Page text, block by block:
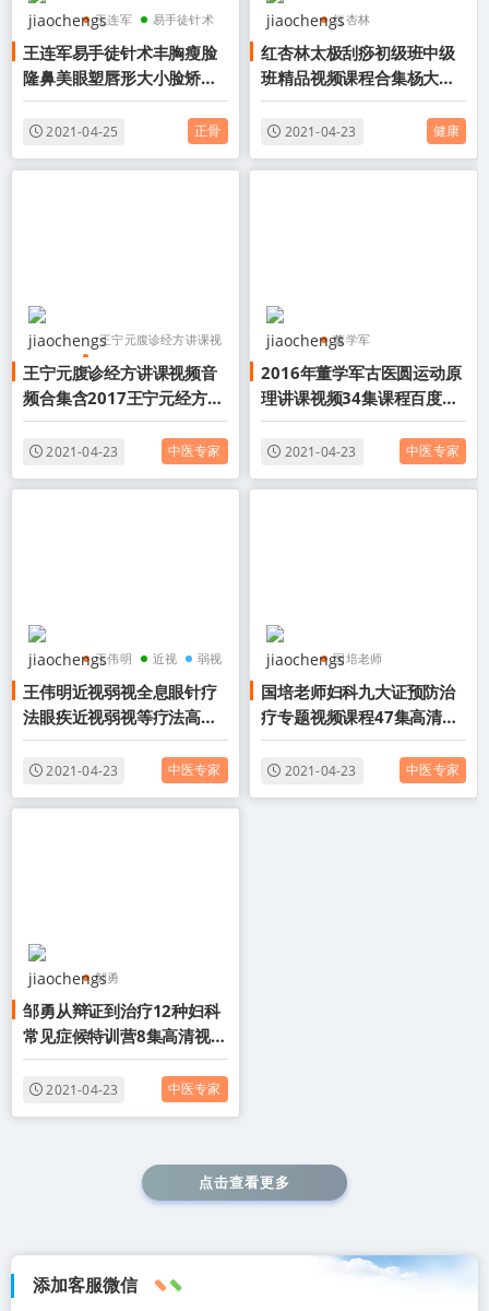
王连军 易手徒针术
丰胸
王连军易手徒针术丰胸瘦脸
隆鼻美眼塑唇形大小脸矫正
百度云网盘下载学习中医视
频 2021-04-25 正骨
红杏林
太极刮痧初级班
太极刮痧中级班
红杏林太极刮痧初级班中级
班精品视频课程合集杨大庆
百度云网盘下载学习中医视
频 2021-04-23 健康
王宁元腹诊经方讲课视
频音频合集
2017王宁元经方培训
录像
学习中医视频
王宁元腹诊经方讲课视频音
频合集含2017王宁元经方培
训录像百度云网盘下载学习
中医视频
2021-04-23 中医专家
董学军
古医圆运动原理讲课视
频
学习中医视频
2016年董学军古医圆运动原
理讲课视频34集课程百度云
网盘下载学习中医视频
2021-04-23 中医专家
王伟明 近视 弱视
王伟明近视弱视全息眼针疗
法眼疾近视弱视等疗法高级
培训班视频课程百度云网盘
下载学习中医视频
2021-04-23 中医专家
国培老师
妇科九大证预防治疗专
题
学习中医视频
国培老师妇科九大证预防治
疗专题视频课程47集高清百
度云网盘下载学习中医视频
2021-04-23 中医专家
邹勇
从辩证到治疗12种妇科
常见症候特训营
学习中医视频
邹勇从辩证到治疗12种妇科
常见症候特训营8集高清视频
课程百度云网盘下载学习中
医视频
2021-04-23 中医专家
点击查看更多
添加客服微信